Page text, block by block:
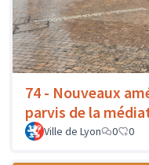
74 - Nouveaux
parvis de la
Ville de Lyon 0 0